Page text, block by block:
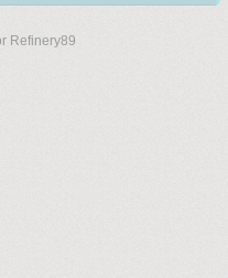
Refinery89